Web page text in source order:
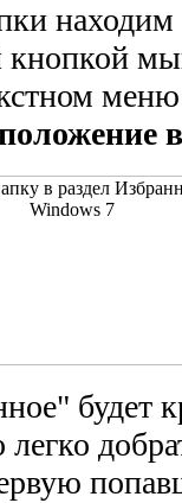
находим
кнопкой
будет